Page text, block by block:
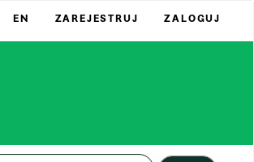
EN ZAREJESTRUJ ZALOGUJ